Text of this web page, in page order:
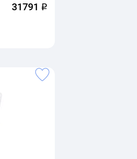
31791 q